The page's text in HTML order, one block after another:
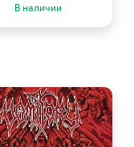
В наличии